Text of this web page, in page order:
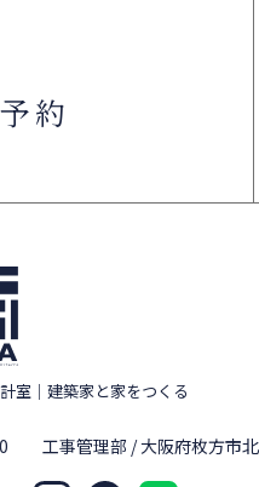
約
室 ｜ 建築家と家をつくる
工事管理部 / 大阪府枚方市